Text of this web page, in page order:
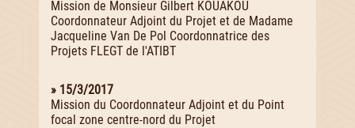
Mission de Monsieur Gilbert KOUAKOU
Coordonnateur Adjoint du Projet et de Madame
Jacqueline Van De Pol Coordonnatrice des
Projets FLEGT de l'ATIBT
» 15/3/2017
Mission du Coordonnateur Adjoint et du Point
focal zone centre-nord du Projet